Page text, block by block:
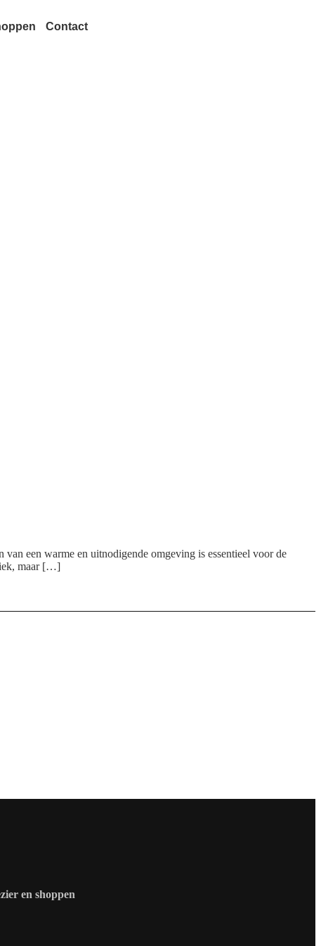
Contact
een warme en uitnodigende omgeving is essentieel voor de
maar […]
en shoppen